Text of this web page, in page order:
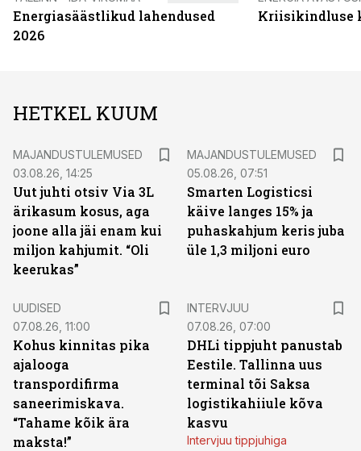
Energiasäästlikud lahendused
2026
Kriisikindluse
HETKEL KUUM
MAJANDUSTULEMUSED
03.08.26, 14:25
Uut juhti otsiv Via 3L
ärikasum kosus, aga
joone alla jäi enam kui
miljon kahjumit. “Oli
keerukas”
MAJANDUSTULEMUSED
05.08.26, 07:51
Smarten Logisticsi
käive langes 15% ja
puhaskahjum keris juba
üle 1,3 miljoni euro
UUDISED
07.08.26, 11:00
Kohus kinnitas pika
ajalooga
transpordifirma
saneerimiskava.
“Tahame kõik ära
maksta!”
INTERVJUU
07.08.26, 07:00
DHLi tippjuht panustab
Eestile. Tallinna uus
terminal tõi Saksa
logistikahiiule kõva
kasvu
Intervjuu tippjuhiga